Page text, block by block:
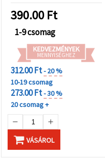
390.00 Ft
1-9 csomag
KEDVEZMÉNYEK
MENNYISÉGHEZ
312.00 Ft- 20 %
10-19 csomag
273.00 Ft- 30 %
20 csomag +
VÁSÁROL